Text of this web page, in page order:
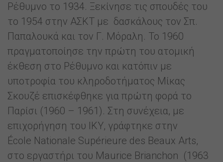
Ρέθυμνο το 1934. Ξεκίνησε τις σπουδές του
το 1954 στην ΑΣΚΤ με δασκάλους τον Σπ.
Παπαλουκά και τον Γ. Μόραλη. Το 1960
πραγματοποίησε την πρώτη του ατομική
έκθεση στο Ρέθυμνο και κατόπιν με
υποτροφία του κληροδοτήματος Μίκας
Σκουζέ επισκέφθηκε για πρώτη φορά το
Παρίσι (1960 – 1961). Στη συνέχεια, με
επιχορήγηση του ΙΚΥ, γράφτηκε στην
École Nationale Supérieure des Beaux Arts,
στο εργαστήρι του Maurice Brianchon (1963